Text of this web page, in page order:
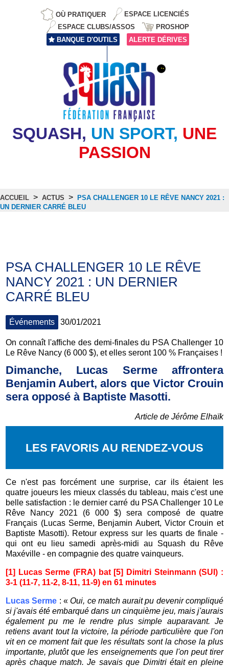
OÙ PRATIQUER
ESPACE LICENCIÉS
ESPACE CLUBS/ASSOS
PROSHOP
BANQUE D'OUTILS
ALERTE DÉRIVES
SQUASH, UN SPORT, UNE
PASSION
ACCUEIL > ACTUS > PSA CHALLENGER 10 LE RÊVE NANCY 2021 :
UN DERNIER CARRÉ BLEU
PSA CHALLENGER 10 LE RÊVE
NANCY 2021 : UN DERNIER
CARRÉ BLEU
Événements 30/01/2021
On connaît l'affiche des demi-finales du PSA Challenger 10
Le Rêve Nancy (6 000 $), et elles seront 100 % Françaises !
Dimanche, Lucas Serme affrontera
Benjamin Aubert, alors que Victor Crouin
sera opposé à Baptiste Masotti.
Article de Jérôme Elhaïk
LES FAVORIS AU RENDEZ-VOUS
Ce n'est pas forcément une surprise, car ils étaient les
quatre joueurs les mieux classés du tableau, mais c'est une
belle satisfaction : le dernier carré du PSA Challenger 10 Le
Rêve Nancy 2021 (6 000 $) sera composé de quatre
Français (Lucas Serme, Benjamin Aubert, Victor Crouin et
Baptiste Masotti). Retour express sur les quarts de finale -
qui ont eu lieu samedi après-midi au Squash du Rêve
Maxéville - en compagnie des quatre vainqueurs.
[1] Lucas Serme (FRA) bat [5] Dimitri Steinmann (SUI) :
3-1 (11-7, 11-2, 8-11, 11-9) en 61 minutes
Lucas Serme : «Oui, ce match aurait pu devenir compliqué
si j'avais été embarqué dans un cinquième jeu, mais j'aurais
également pu me le rendre plus simple auparavant. Je
retiens avant tout la victoire, la période particulière que l'on
vit en ce moment fait que les résultats sont la chose la plus
importante, plutôt que les enseignements que l'on peut tirer
après chaque match. Je savais que Dimitri était en pleine